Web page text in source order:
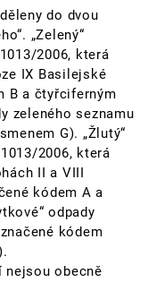
do dvou
„Zelený“
2006, která
IX Basilejské
B a čtyřciferným
zeleného seznamu
G). „Žlutý“
2006, která
II a VIII
kódem A a
odpady
kódem
nejsou obecně